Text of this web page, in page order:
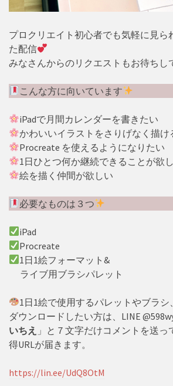
プロクリエイト初心者でも気軽に見ら
た配信
みなさんからのリクエストもお待ちし
こんな方に向いています
iPadで月間カレンダーを書きたい
かわいいイラストをさりげなく描け
Procreate を使えるようになりたい
1日ひとつ何か継続できることが欲
絵を描く仲間が欲しい
必要なものは３つ
iPad
Procreate
1日1絵フォーマット&
ライブ用ブラシパレット
1日1絵で使用するパレットやブラ
ダウンロードしたい方は、LINE
いちえ 」と７文字だけコメントを送っ
得URLが届きます。
https://lin.ee/UdQ8OtM